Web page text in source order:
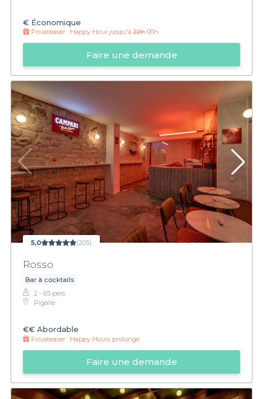
€ Économique
Privateaser : Happy Hour jusqu'à 22h 00h
Faire une demande
5,0 (205)
Rosso
Bar à cocktails
2 - 65 pers.
Pigalle
€€ Abordable
Privateaser : Happy Hours prolongé
Faire une demande